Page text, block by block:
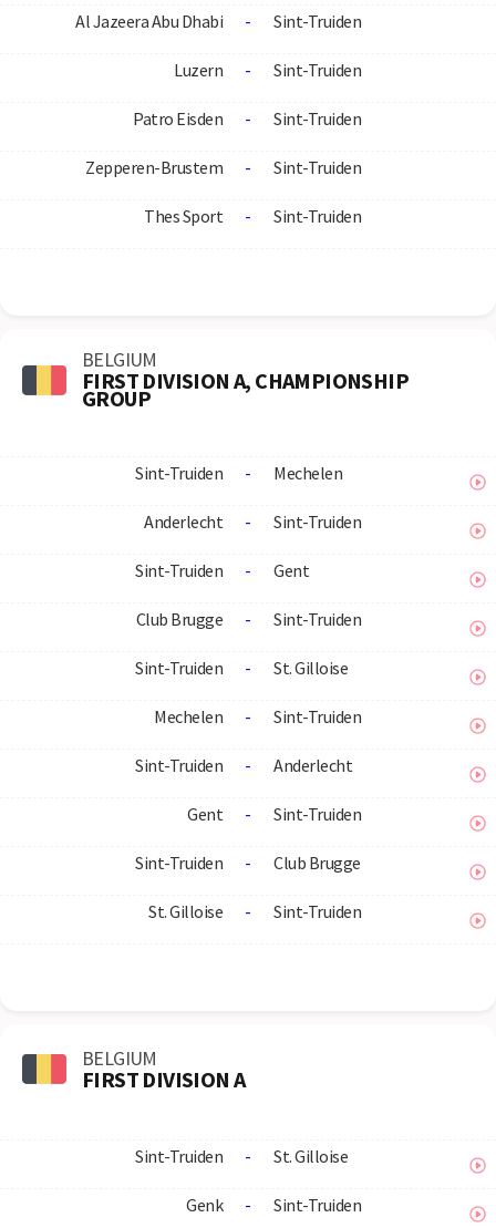
Al Jazeera Abu Dhabi - Sint-Truiden
Luzern - Sint-Truiden
Patro Eisden - Sint-Truiden
Zepperen-Brustem - Sint-Truiden
Thes Sport - Sint-Truiden
BELGIUM
FIRST DIVISION A, CHAMPIONSHIP
GROUP
Sint-Truiden - Mechelen
Anderlecht - Sint-Truiden
Sint-Truiden - Gent
Club Brugge - Sint-Truiden
Sint-Truiden - St. Gilloise
Mechelen - Sint-Truiden
Sint-Truiden - Anderlecht
Gent - Sint-Truiden
Sint-Truiden - Club Brugge
St. Gilloise - Sint-Truiden
BELGIUM
FIRST DIVISION A
Sint-Truiden - St. Gilloise
Genk - Sint-Truiden